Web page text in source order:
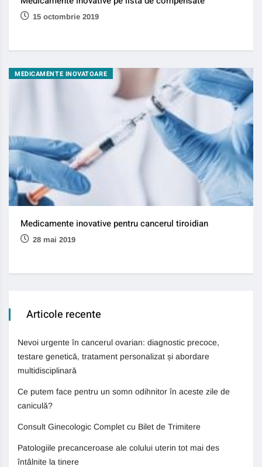
15 octombrie 2019
MEDICAMENTE INOVATOARE
Medicamente inovative pentru cancerul tiroidian
28 mai 2019
Articole recente
Nevoi urgente în cancerul ovarian: diagnostic precoce,
testare genetică, tratament personalizat și abordare
multidisciplinară
Ce putem face pentru un somn odihnitor în aceste zile de
caniculă?
Consult Ginecologic Complet cu Bilet de Trimitere
Patologiile precanceroase ale colului uterin tot mai des
întâlnite la tinere